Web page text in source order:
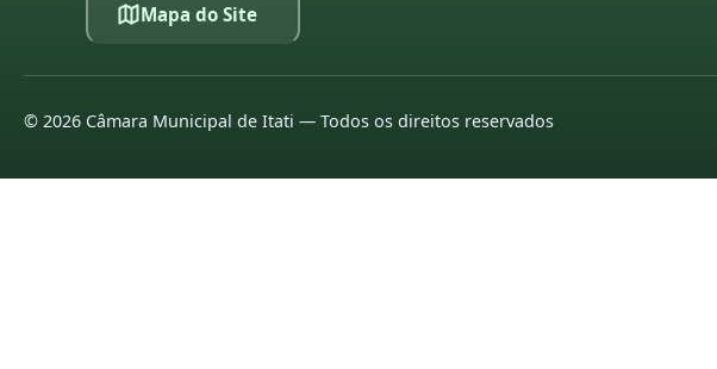
Mapa do Site
© 2026 Câmara Municipal de Itati — Todos os direitos reservados